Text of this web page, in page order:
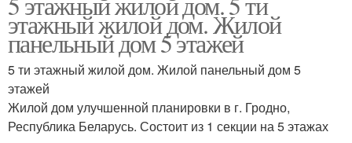
этажный жилой дом. Жилой
панельный дом 5 этажей
5 ти этажный жилой дом. Жилой панельный дом 5
этажей
Жилой дом улучшенной планировки в г. Гродно,
Республика Беларусь. Состоит из 1 секции на 5 этажах